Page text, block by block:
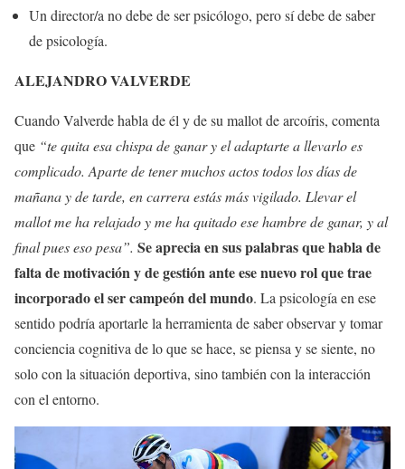
Un director/a no debe de ser psicólogo, pero sí debe de saber
de psicología.
ALEJANDRO VALVERDE
Cuando Valverde habla de él y de su mallot de arcoíris, comenta
que “te quita esa chispa de ganar y el adaptarte a llevarlo es
complicado. Aparte de tener muchos actos todos los días de
mañana y de tarde, en carrera estás más vigilado. Llevar el
mallot me ha relajado y me ha quitado ese hambre de ganar, y al
final pues eso pesa”. Se aprecia en sus palabras que habla de
falta de motivación y de gestión ante ese nuevo rol que trae
incorporado el ser campeón del mundo. La psicología en ese
sentido podría aportarle la herramienta de saber observar y tomar
conciencia cognitiva de lo que se hace, se piensa y se siente, no
solo con la situación deportiva, sino también con la interacción
con el entorno.